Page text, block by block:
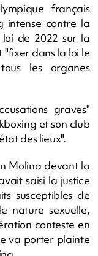
français
intense contre la
de 2022 sur la
dans la loi le
les organes
graves"
et son club
des lieux".
Molina devant la
saisi la justice
susceptibles de
nature sexuelle,
conteste en
va porter plainte